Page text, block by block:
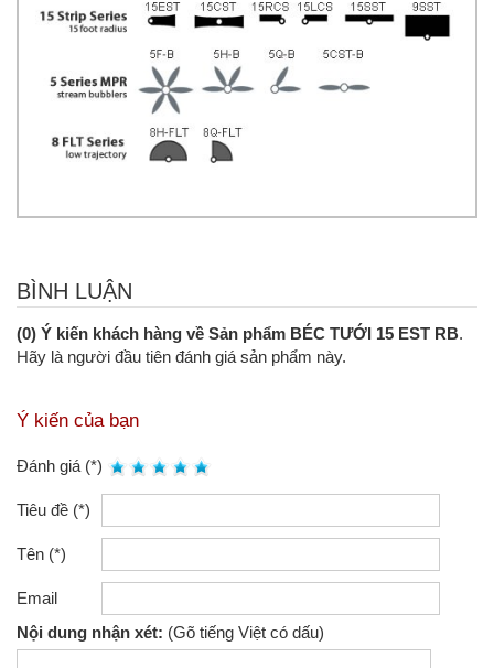
BÌNH LUẬN
(0) Ý kiến khách hàng về Sản phẩm BÉC TƯỚI 15 EST RB.
Hãy là người đầu tiên đánh giá sản phẩm này.
Ý kiến của bạn
Đánh giá (*)
Tiêu đề (*)
Tên (*)
Email
Nội dung nhận xét: (Gõ tiếng Việt có dấu)